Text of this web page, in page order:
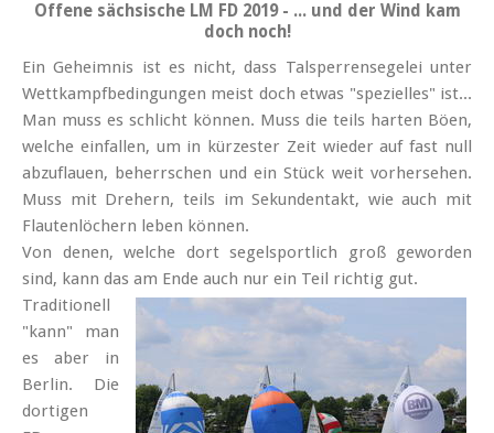
Offene sächsische LM FD 2019 - ... und der Wind kam
doch noch!
Ein Geheimnis ist es nicht, dass Talsperren­segelei unter
Wett­kampf­bedingungen meist doch etwas "spezielles" ist...
Man muss es schlicht können. Muss die teils harten Böen,
welche einfallen, um in kürzester Zeit wieder auf fast null
abzuflauen, beherr­schen und ein Stück weit vorher­sehen.
Muss mit Drehern, teils im Sekunden­takt, wie auch mit
Flauten­löchern leben können.
Von denen, welche dort segel­sportlich groß geworden
sind, kann das am Ende auch nur ein Teil richtig gut.
Traditionell
"kann" man
es aber in
Berlin. Die
dortigen